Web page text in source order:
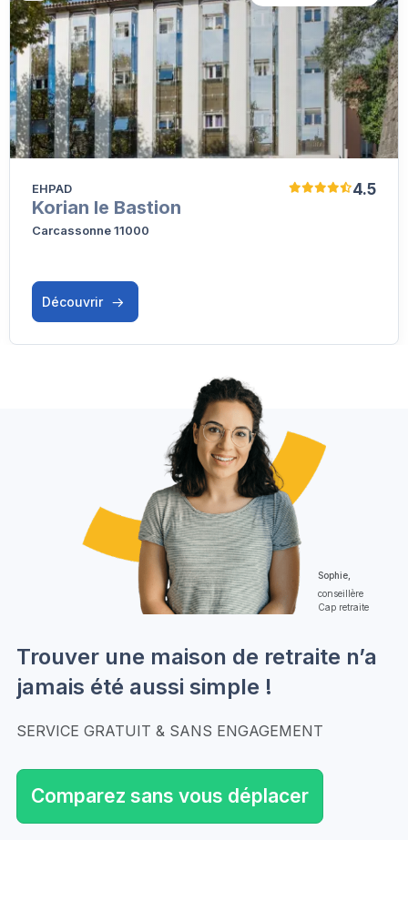
4.5
EHPAD
Korian le Bastion
Carcassonne 11000
Découvrir
Sophie,
conseillère
Cap retraite
Trouver une maison de retraite n’a
jamais été aussi simple !
SERVICE GRATUIT & SANS ENGAGEMENT
Comparez sans vous déplacer